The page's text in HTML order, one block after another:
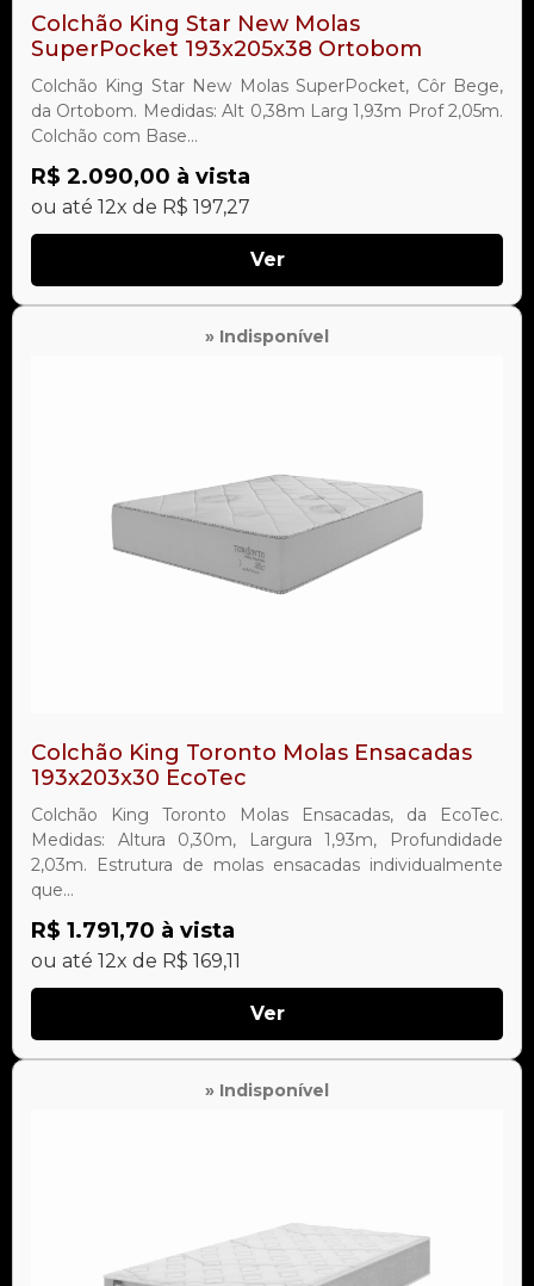
Colchão King Star New Molas
SuperPocket 193x205x38 Ortobom
Colchão King Star New Molas SuperPocket, Côr Bege,
da Ortobom. Medidas: Alt 0,38m Larg 1,93m Prof 2,05m.
Colchão com Base...
R$ 2.090,00 à vista
ou até 12x de R$ 197,27
Ver
» Indisponível
Colchão King Toronto Molas Ensacadas
193x203x30 EcoTec
Colchão King Toronto Molas Ensacadas, da EcoTec.
Medidas: Altura 0,30m, Largura 1,93m, Profundidade
2,03m. Estrutura de molas ensacadas individualmente
que...
R$ 1.791,70 à vista
ou até 12x de R$ 169,11
Ver
» Indisponível